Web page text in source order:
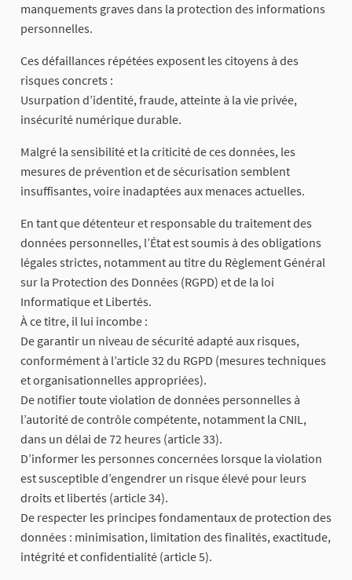
manquements graves dans la protection des informations
personnelles.
Ces défaillances répétées exposent les citoyens à des
risques concrets :
Usurpation d’identité, fraude, atteinte à la vie privée,
insécurité numérique durable.
Malgré la sensibilité et la criticité de ces données, les
mesures de prévention et de sécurisation semblent
insuffisantes, voire inadaptées aux menaces actuelles.
En tant que détenteur et responsable du traitement des
données personnelles, l’État est soumis à des obligations
légales strictes, notamment au titre du Règlement Général
sur la Protection des Données (RGPD) et de la loi
Informatique et Libertés.
À ce titre, il lui incombe :
De garantir un niveau de sécurité adapté aux risques,
conformément à l’article 32 du RGPD (mesures techniques
et organisationnelles appropriées).
De notifier toute violation de données personnelles à
l’autorité de contrôle compétente, notamment la CNIL,
dans un délai de 72 heures (article 33).
D’informer les personnes concernées lorsque la violation
est susceptible d’engendrer un risque élevé pour leurs
droits et libertés (article 34).
De respecter les principes fondamentaux de protection des
données : minimisation, limitation des finalités, exactitude,
intégrité et confidentialité (article 5).